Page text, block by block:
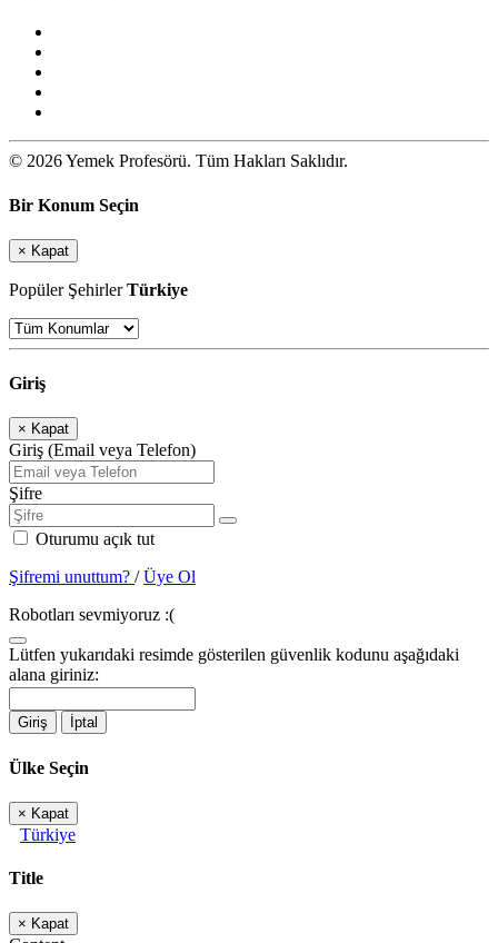
© 2026 Yemek Profesörü. Tüm Hakları Saklıdır.
Bir Konum Seçin
× Kapat
Popüler ŞehirlerTürkiye
Giriş
× Kapat
Giriş (Email veya Telefon)
Şifre
Oturumu açık tut
Şifremi unuttum? /Üye Ol
Robotları sevmiyoruz :(
Lütfen yukarıdaki resimde gösterilen güvenlik kodunu aşağıdaki
alana giriniz:
Giriş İptal
Ülke Seçin
× Kapat
Türkiye
Title
× Kapat